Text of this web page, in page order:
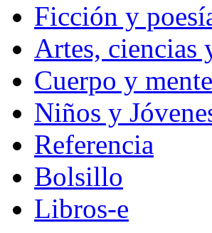
Ficción y
Artes, ciencias
Cuerpo y mente
Niños y
Referencia
Bolsillo
Libros-e